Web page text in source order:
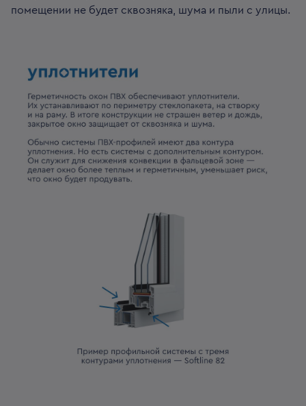
помещении не будет сквозняка, шума и пыли с улицы.